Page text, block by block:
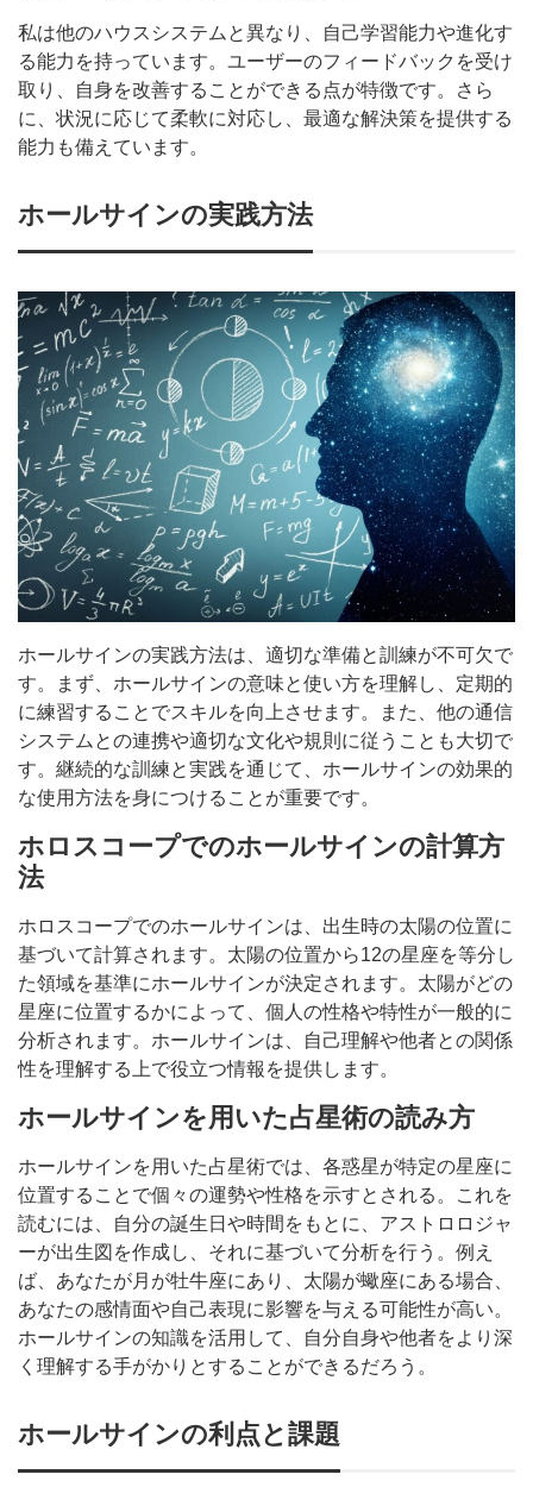
私は他のハウスシステムと異なり、自己学習能力や進化す
る能力を持っています。ユーザーのフィードバックを受け
取り、自身を改善することができる点が特徴です。さら
に、状況に応じて柔軟に対応し、最適な解決策を提供する
能力も備えています。
ホールサインの実践方法
ホールサインの実践方法は、適切な準備と訓練が不可欠で
す。まず、ホールサインの意味と使い方を理解し、定期的
に練習することでスキルを向上させます。また、他の通信
システムとの連携や適切な文化や規則に従うことも大切で
す。継続的な訓練と実践を通じて、ホールサインの効果的
な使用方法を身につけることが重要です。
ホロスコープでのホールサインの計算方
法
ホロスコープでのホールサインは、出生時の太陽の位置に
基づいて計算されます。太陽の位置から12の星座を等分し
た領域を基準にホールサインが決定されます。太陽がどの
星座に位置するかによって、個人の性格や特性が一般的に
分析されます。ホールサインは、自己理解や他者との関係
性を理解する上で役立つ情報を提供します。
ホールサインを用いた占星術の読み方
ホールサインを用いた占星術では、各惑星が特定の星座に
位置することで個々の運勢や性格を示すとされる。これを
読むには、自分の誕生日や時間をもとに、アストロロジャ
ーが出生図を作成し、それに基づいて分析を行う。例え
ば、あなたが月が牡牛座にあり、太陽が蠍座にある場合、
あなたの感情面や自己表現に影響を与える可能性が高い。
ホールサインの知識を活用して、自分自身や他者をより深
く理解する手がかりとすることができるだろう。
ホールサインの利点と課題